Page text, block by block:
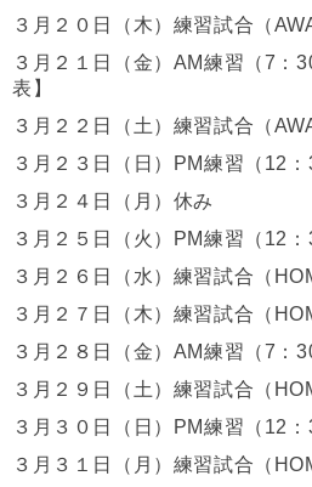
３月２０日（木） 練習試合（
３月２１ 日（金）AM練習（7：
表】
３月２２日（土） 練習試合（
３ 月２３日（日）
PM練習（12：
３月２４日（月）休み
３月２５日（火）
PM練習（12：
３月２６ 日（水） 練習試合（
３月２７日（木） 練習試合（
３月２８ 日（金）AM練習（7：
３月２９日（土） 練習試合（
３ 月３０日（日）
PM練習（12：
３月３１日（月） 練習試合（